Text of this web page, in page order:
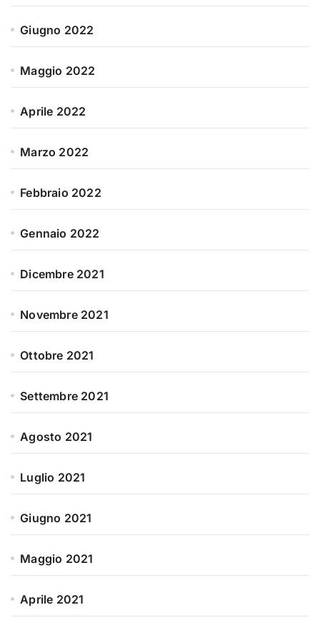
Giugno 2022
Maggio 2022
Aprile 2022
Marzo 2022
Febbraio 2022
Gennaio 2022
Dicembre 2021
Novembre 2021
Ottobre 2021
Settembre 2021
Agosto 2021
Luglio 2021
Giugno 2021
Maggio 2021
Aprile 2021